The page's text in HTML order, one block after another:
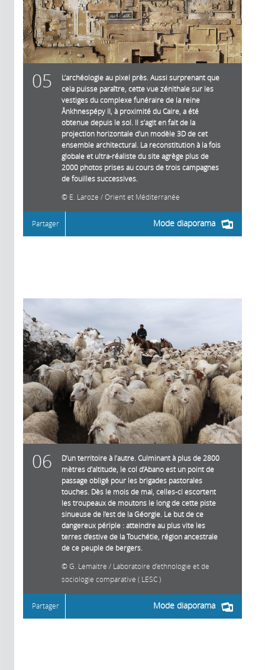
05
L’archéologie au pixel près. Aussi surprenant que
cela puisse paraître, cette vue zénithale sur les
vestiges du complexe funéraire de la reine
Ânkhnespépy II, à proximité du Caire, a été
obtenue depuis le sol. Il s’agit en fait de la
projection horizontale d’un modèle 3D de cet
ensemble architectural. La reconstitution à la fois
globale et ultra-réaliste du site agrège plus de
2000 photos prises au cours de trois campagnes
de fouilles successives.
E. Laroze / Orient et Méditerranée
Mode diaporama
Partager
06
D’un territoire à l’autre. Culminant à plus de 2800
mètres d'altitude, le col d’Abano est un point de
passage obligé pour les brigades pastorales
touches. Dès le mois de mai, celles-ci escortent
les troupeaux de moutons le long de cette piste
sinueuse de l’est de la Géorgie. Le but de ce
dangereux périple : atteindre au plus vite les
terres d’estive de la Touchétie, région ancestrale
de ce peuple de bergers.
G. Lemaitre / Laboratoire d’ethnologie et de
sociologie comparative ( LESC )
Mode diaporama
Partager